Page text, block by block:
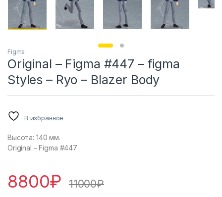
Figma
Original – Figma #447 – figma
Styles – Ryo – Blazer Body
В избранное
Высота: 140 мм.
Original – Figma #447
8800₽ 11000₽